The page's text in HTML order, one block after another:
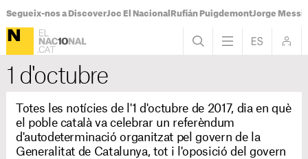
Segueix-nos a DiscoverJoc El Nacional Rufián PuigdemontJorge Messi
1 d'octubre
Totes les notícies de l'1 d'octubre de 2017, dia en què
el poble català va celebrar un referèndum
d'autodeterminació organitzat pel govern de la
Generalitat de Catalunya, tot i l'oposició del govern